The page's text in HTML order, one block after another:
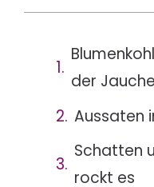
der Jauche
Aussaten
Schatten
rockt es